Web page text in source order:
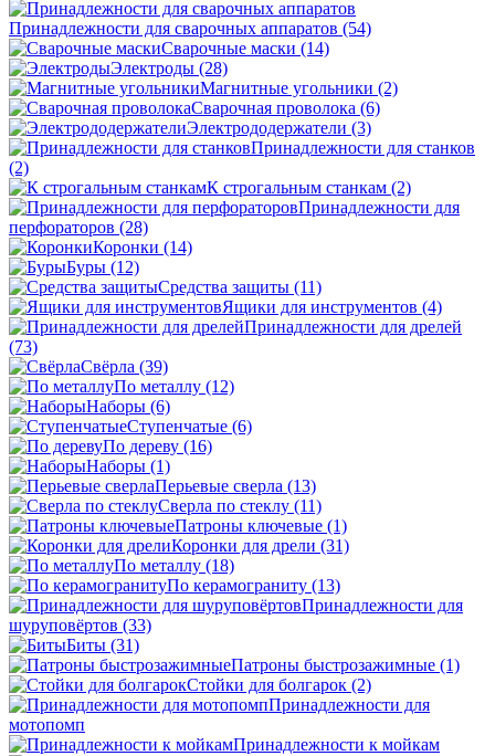
Принадлежности для сварочных аппаратов (54)
Сварочные маски (14)
Электроды (28)
Магнитные угольники (2)
Сварочная проволока (6)
Электрододержатели (3)
Принадлежности для станков
(2)
К строгальным станкам (2)
Принадлежности для
перфораторов (28)
Коронки (14)
Буры (12)
Средства защиты (11)
Ящики для инструментов (4)
Принадлежности для дрелей
(73)
Свёрла (39)
По металлу (12)
Наборы (6)
Ступенчатые (6)
По дереву (16)
Наборы (1)
Перьевые сверла (13)
Сверла по стеклу (11)
Патроны ключевые (1)
Коронки для дрели (31)
По металлу (18)
По керамограниту (13)
Принадлежности для
шуруповёртов (33)
Биты (31)
Патроны быстрозажимные (1)
Стойки для болгарок (2)
Принадлежности для
мотопомп
Принадлежности к мойкам